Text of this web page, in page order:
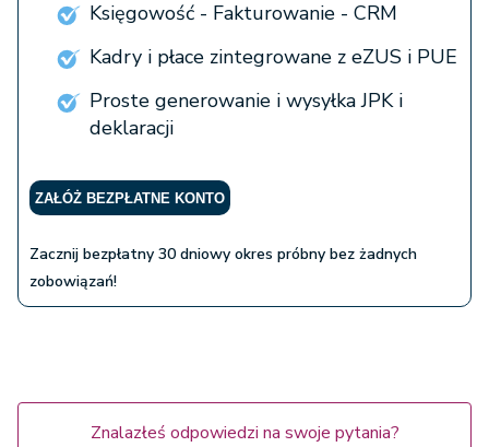
Księgowość - Fakturowanie - CRM
Kadry i płace zintegrowane z eZUS i PUE
Proste generowanie i wysyłka JPK i
deklaracji
ZAŁÓŻ BEZPŁATNE KONTO
Zacznij bezpłatny 30 dniowy okres próbny bez żadnych
zobowiązań!
Znalazłeś odpowiedzi na swoje pytania?